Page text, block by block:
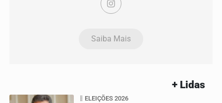
Saiba Mais
+ Lidas
ELEIÇÕES 2026